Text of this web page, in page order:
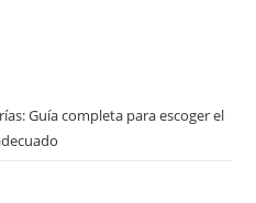
Guía completa para escoger el